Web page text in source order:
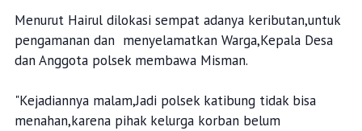
Menurut Hairul dilokasi sempat adanya keributan,untuk
pengamanan dan menyelamatkan Warga,Kepala Desa
dan Anggota polsek membawa Misman.
"Kejadiannya malam,Jadi polsek katibung tidak bisa
menahan,karena pihak kelurga korban belum